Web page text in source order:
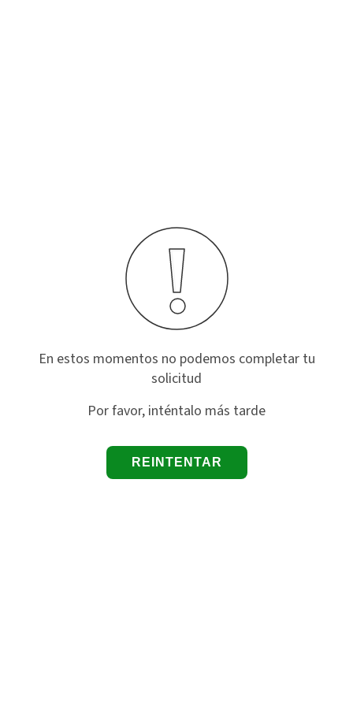
En estos momentos no podemos completar tu
solicitud
Por favor, inténtalo más tarde
REINTENTAR